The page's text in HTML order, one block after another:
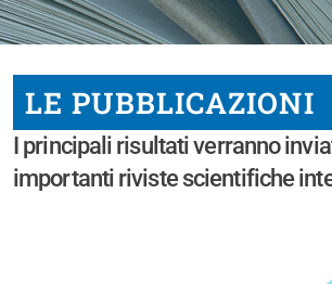
LE PUBBLICAZIONI
I principali risultati verranno
importanti riviste scientifiche